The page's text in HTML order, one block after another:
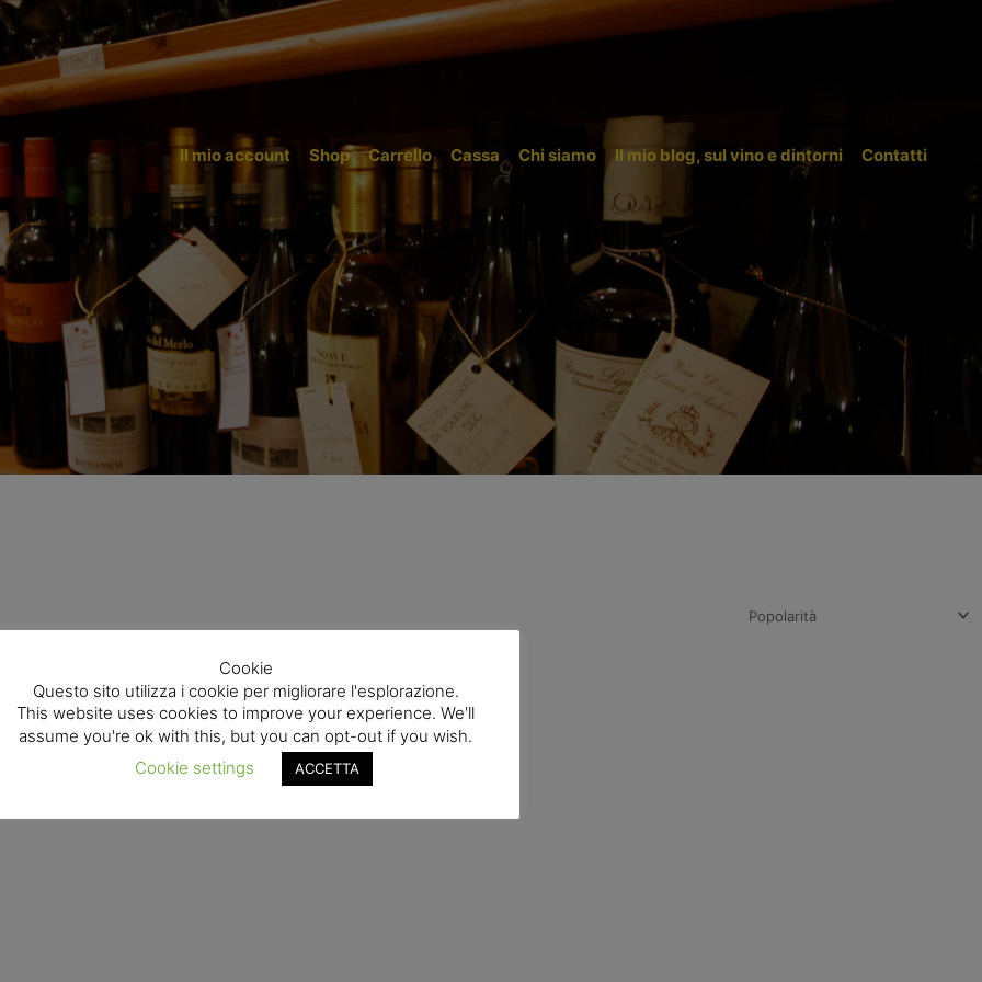
Il mio account Shop Carrello Cassa Chi siamo Il mio blog, sul vino e dintorni Contatti
Cookie
Questo sito utilizza i cookie per migliorare l'esplorazione.
This website uses cookies to improve your experience. We'll
assume you're ok with this, but you can opt-out if you wish.
Cookie settings
ACCETTA